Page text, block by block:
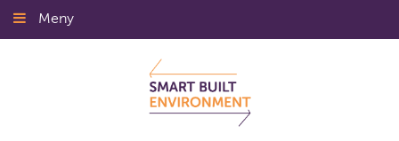
Gå
till
Meny